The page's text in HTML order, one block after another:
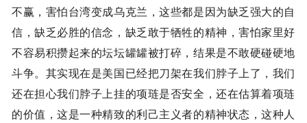
不赢，害怕台湾变成乌克兰，这些都是因为缺乏强大的自
信，缺乏必胜的信念，缺乏敢于牺牲的精神，害怕家里好
不容易积攒起来的坛坛罐罐被打碎，结果是不敢硬碰硬地
斗争。其实现在是美国已经把刀架在我们脖子上了，我们
还在担心我们脖子上挂的项琏是否安全，还在估算着项琏
的价值，这是一种精致的利己主义者的精神状态，这种人